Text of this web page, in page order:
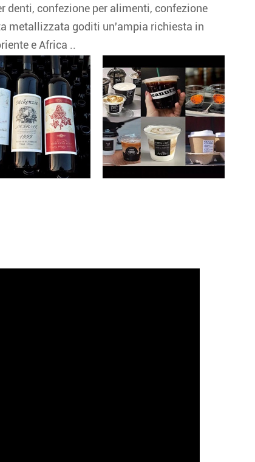
denti, confezione per alimenti, confezione
metallizzata goditi un'ampia richiesta in
e Africa ..